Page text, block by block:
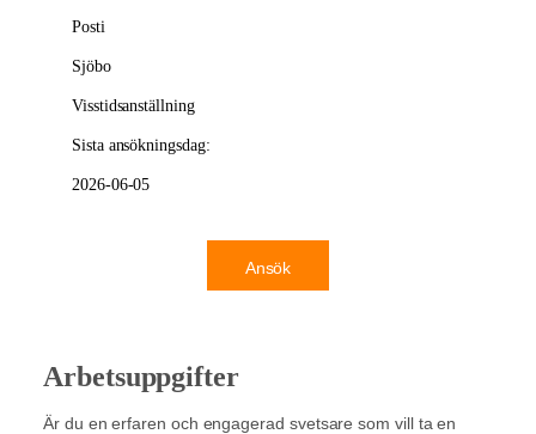
Posti
Sjöbo
Visstidsanställning
Sista ansökningsdag:
2026-06-05
Ansök
Arbetsuppgifter
Är du en erfaren och engagerad svetsare som vill ta en